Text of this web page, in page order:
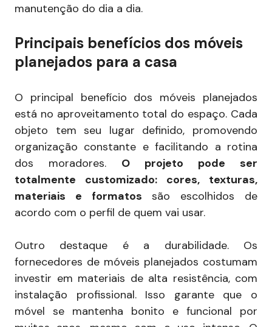
manutenção do dia a dia.
Principais benefícios dos móveis
planejados para a casa
O principal benefício dos móveis planejados
está no aproveitamento total do espaço. Cada
objeto tem seu lugar definido, promovendo
organização constante e facilitando a rotina
dos moradores. O projeto pode ser
totalmente customizado: cores, texturas,
materiais e formatos são escolhidos de
acordo com o perfil de quem vai usar.
Outro destaque é a durabilidade. Os
fornecedores de móveis planejados costumam
investir em materiais de alta resistência, com
instalação profissional. Isso garante que o
móvel se mantenha bonito e funcional por